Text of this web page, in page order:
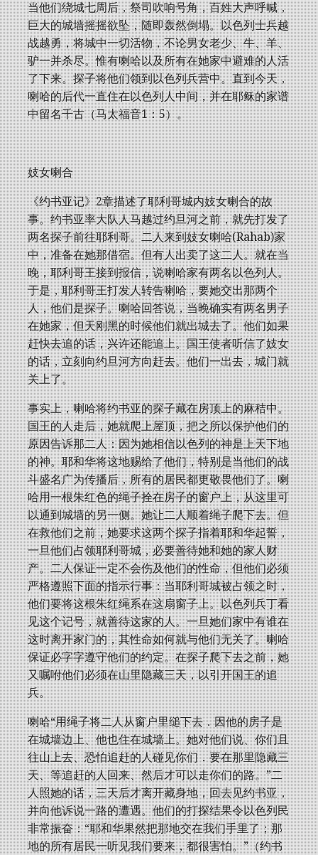
当他们绕城七周后，祭司吹响号角，百姓大声呼喊，
巨大的城墙摇摇欲坠，随即轰然倒塌。以色列士兵越
战越勇，将城中一切活物，不论男女老少、牛、羊、
驴一并杀尽。惟有喇哈以及所有在她家中避难的人活
了下来。探子将他们领到以色列兵营中。直到今天，
喇哈的后代一直住在以色列人中间，并在耶稣的家谱
中留名千古（马太福音1：5）。
妓女喇合
《约书亚记》2章描述了耶利哥城内妓女喇合的故
事。约书亚率大队人马越过约旦河之前，就先打发了
两名探子前往耶利哥。二人来到妓女喇哈(Rahab)家
中，准备在她那借宿。但有人出卖了这二人。就在当
晚，耶利哥王接到报信，说喇哈家有两名以色列人。
于是，耶利哥王打发人转告喇哈，要她交出那两个
人，他们是探子。喇哈回答说，当晚确实有两名男子
在她家，但天刚黑的时候他们就出城去了。他们如果
赶快去追的话，兴许还能追上。国王使者听信了妓女
的话，立刻向约旦河方向赶去。他们一出去，城门就
关上了。
事实上，喇哈将约书亚的探子藏在房顶上的麻秸中。
国王的人走后，她就爬上屋顶，把之所以保护他们的
原因告诉那二人：因为她相信以色列的神是上天下地
的神。耶和华将这地赐给了他们，特别是当他们的战
斗盛名广为传播后，所有的居民都更敬畏他们了。喇
哈用一根朱红色的绳子拴在房子的窗户上，从这里可
以通到城墙的另一侧。她让二人顺着绳子爬下去。但
在救他们之前，她要求这两个探子指着耶和华起誓，
一旦他们占领耶利哥城，必要善待她和她的家人财
产。二人保证一定不会伤及他们的性命，但他们必须
严格遵照下面的指示行事：当耶利哥城被占领之时，
他们要将这根朱红绳系在这扇窗子上。以色列兵丁看
见这个记号，就善待这家的人。一旦她们家中有谁在
这时离开家门的，其性命如何就与他们无关了。喇哈
保证必字字遵守他们的约定。在探子爬下去之前，她
又嘱咐他们必须在山里隐藏三天，以引开国王的追
兵。
喇哈“用绳子将二人从窗户里缒下去．因他的房子是
在城墙边上、他也住在城墙上。她对他们说、你们且
往山上去、恐怕追赶的人碰见你们．要在那里隐藏三
天、等追赶的人回来、然后才可以走你们的路。”二
人照她的话，三天后才离开藏身地，回去见约书亚，
并向他诉说一路的遭遇。他们的打探结果令以色列民
非常振奋：“耶和华果然把那地交在我们手里了；那
地的所有居民一听见我们要来，都很害怕。”（约书